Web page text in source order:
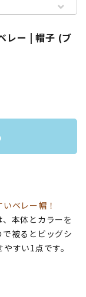
レー | 帽子 (ブ
ベレー帽！
本体とカラーを
被るとビッグシ
すい1点です。